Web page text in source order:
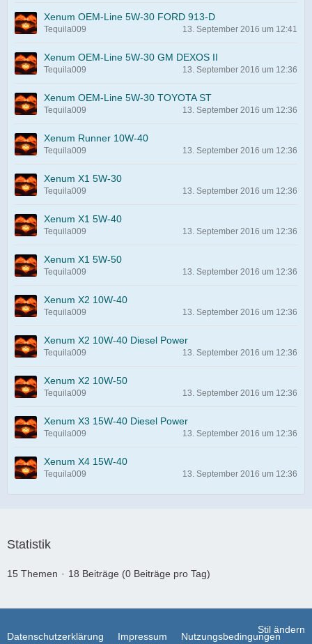
Xenum OEM-Line 5W-30 FORD 913-D
Tequila009 13. September 2016 um 12:41
Xenum OEM-Line 5W-30 GM DEXOS II
Tequila009 13. September 2016 um 12:36
Xenum OEM-Line 5W-30 TOYOTA ST
Tequila009 13. September 2016 um 12:36
Xenum Runner 10W-40
Tequila009 13. September 2016 um 12:36
Xenum X1 5W-30
Tequila009 13. September 2016 um 12:36
Xenum X1 5W-40
Tequila009 13. September 2016 um 12:36
Xenum X1 5W-50
Tequila009 13. September 2016 um 12:36
Xenum X2 10W-40
Tequila009 13. September 2016 um 12:36
Xenum X2 10W-40 Diesel Power
Tequila009 13. September 2016 um 12:36
Xenum X2 10W-50
Tequila009 13. September 2016 um 12:36
Xenum X3 15W-40 Diesel Power
Tequila009 13. September 2016 um 12:36
Xenum X4 15W-40
Tequila009 13. September 2016 um 12:36
Statistik
15 Themen 18 Beiträge (0 Beiträge pro Tag)
Stil ändern
Datenschutzerklärung Impressum Nutzungsbedingungen